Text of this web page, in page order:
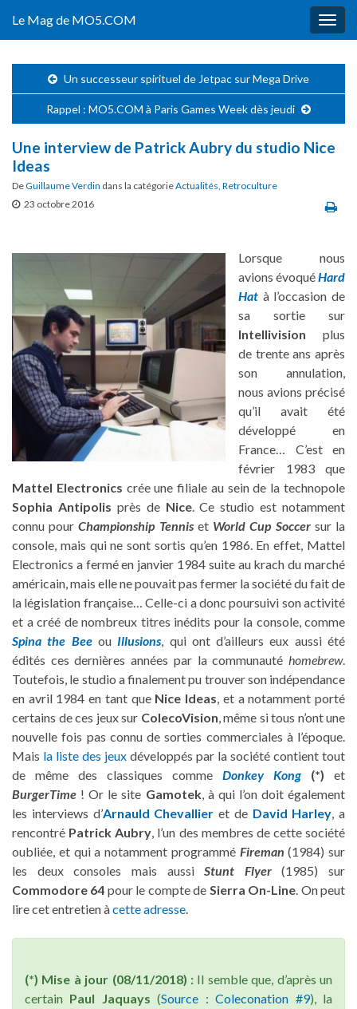
Le Mag de MO5.COM
Un successeur spirituel de Jetpac sur Mega Drive
Rappel : MO5.COM à Paris Games Week dès jeudi
Une interview de Patrick Aubry du studio Nice
Ideas
DeGuillaume Verdin dans la catégorieActualités, Retroculture
23 octobre 2016
Lorsque nous
avions évoquéHard
Hat à l’occasion de
sa sortie sur
Intellivision plus
de trente ans après
son annulation,
nous avions précisé
qu’il avait été
développé en
France… C’est en
février 1983 que
Mattel Electronics crée une filiale au sein de la technopole
Sophia Antipolis près de Nice. Ce studio est notamment
connu pourChampionship Tenniset World Cup Soccersur la
console, mais qui ne sont sortis qu’en 1986. En effet, Mattel
Electronics a fermé en janvier 1984 suite au krach du marché
américain, mais elle ne pouvait pas fermer la société du fait de
la législation française… Celle-ci a donc poursuivi son activité
et a créé de nombreux titres inédits pour la console, comme
Spina the Beeou Illusions, qui ont d’ailleurs eux aussi été
édités ces dernières années par la communauté homebrew.
Toutefois, le studio a finalement pu trouver son indépendance
en avril 1984 en tant que Nice Ideas, et a notamment porté
certains de ces jeux sur ColecoVision, même si tous n’ont une
nouvelle fois pas connu de sorties commerciales à l’époque.
Mais la liste des jeux développés par la société contient tout
de même des classiques comme Donkey Kong (*) et
BurgerTime ! Or le site Gamotek, à qui l’on doit également
les interviews d’Arnauld Chevallier et de David Harley, a
rencontré Patrick Aubry, l’un des membres de cette société
oubliée, et qui a notamment programmé Fireman (1984) sur
les deux consoles mais aussiStunt Flyer(1985) sur
Commodore 64 pour le compte de Sierra On-Line. On peut
lire cet entretien àcette adresse.
(*) Mise à jour (08/11/2018) : Il semble que, d’après un
certain Paul Jaquays(Source : Coleconation #9), la